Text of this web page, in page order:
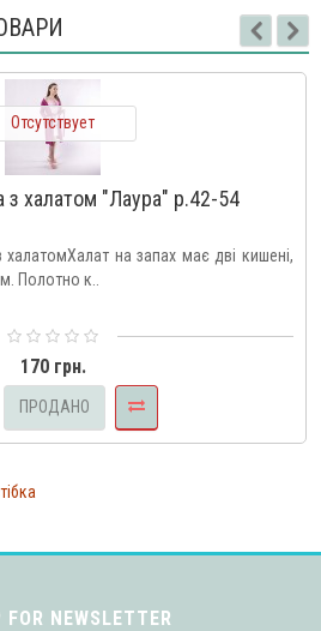
Отсутствует
з халатом "Лаура" р.42-54
на запах має дві кишені,
Полотно к..
170 грн.
ПРОДАНО
FOR NEWSLETTER